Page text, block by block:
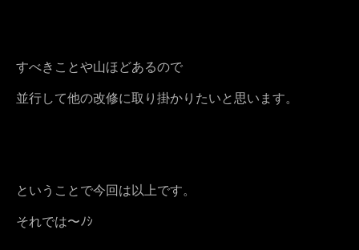
すべきことや山ほどあるので
並行して他の改修に取り掛かりたいと思います。
ということで今回は以上です。
それでは〜ﾉｼ